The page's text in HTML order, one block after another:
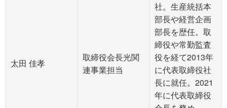
太田 佳孝
取締役会長光関
連事業担当
社。生産統括本
部長や経営企画
部長を歴任。取
締役や常勤監査
役を経て2013年
に代表取締役社
長に就任。2021
年に代表取締役